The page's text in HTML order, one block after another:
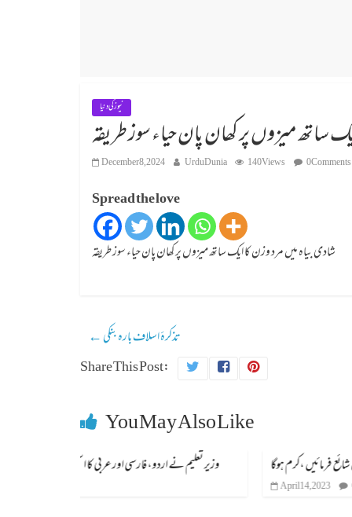
نیوز کی دنیا
ساتھ میزوں پر کھان پان حیاء سوز طریقہ
December 8, 2024 UrduDunia 140 Views 0 Comments
Spread the love
شادی بیاہ میں مرد وزن کا ایک ساتھ میزوں پر کھان پان حیاء سوز طریقہ
←تذکرۂ اسلاف بارہ بنکی
Share This Post:
You May Also Like